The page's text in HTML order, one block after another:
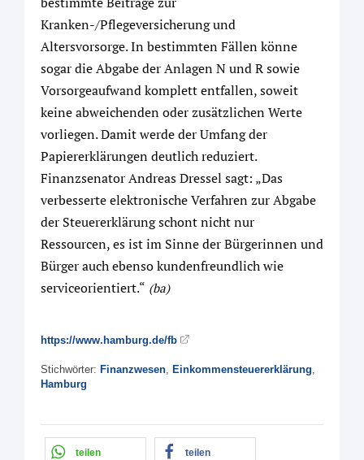
Kranken-/Pflegeversicherung und
Altersvorsorge. In bestimmten Fällen könne
sogar die Abgabe der Anlagen N und R sowie
Vorsorgeaufwand komplett entfallen, soweit
keine abweichenden oder zusätzlichen Werte
vorliegen. Damit werde der Umfang der
Papiererklärungen deutlich reduziert.
Finanzsenator Andreas Dressel sagt: „Das
verbesserte elektronische Verfahren zur Abgabe
der Steuererklärung schont nicht nur
Ressourcen, es ist im Sinne der Bürgerinnen und
Bürger auch ebenso kundenfreundlich wie
serviceorientiert.“ (ba)
https://www.hamburg.de/fb
Stichwörter: Finanzwesen, Einkommensteuererklärung,
Hamburg
teilen teilen